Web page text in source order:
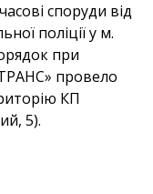
споруди від
поліції у м.
при
провело
КП
5).